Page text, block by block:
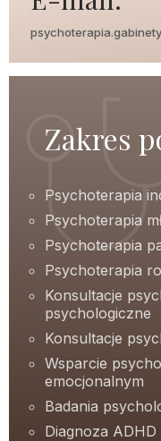
Zakres
Psychoterapia
Psychoterapia
Psychoterapia
Psychoterapia
Konsultacje
psychologiczne
Konsultacje
Wsparcie
emocjonalnym
Badania
Diagnoza ADHD